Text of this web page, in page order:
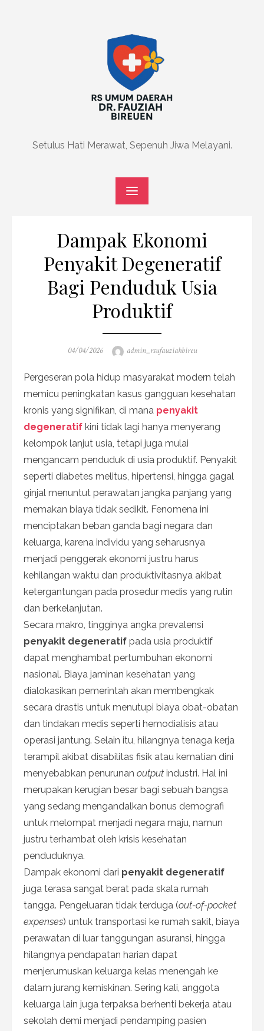
Setulus Hati Merawat, Sepenuh Jiwa Melayani.
Dampak Ekonomi
Penyakit Degeneratif
Bagi Penduduk Usia
Produktif
Posted
04/04/2026 Author
admin_rsufauziahbireu
Pergeseran pola hidup masyarakat modern telah
memicu peningkatan kasus gangguan kesehatan
kronis yang signifikan, di mana penyakit
degeneratif kini tidak lagi hanya menyerang
kelompok lanjut usia, tetapi juga mulai
mengancam penduduk di usia produktif. Penyakit
seperti diabetes melitus, hipertensi, hingga gagal
ginjal menuntut perawatan jangka panjang yang
memakan biaya tidak sedikit. Fenomena ini
menciptakan beban ganda bagi negara dan
keluarga, karena individu yang seharusnya
menjadi penggerak ekonomi justru harus
kehilangan waktu dan produktivitasnya akibat
ketergantungan pada prosedur medis yang rutin
dan berkelanjutan.
Secara makro, tingginya angka prevalensi
penyakit degeneratif pada usia produktif
dapat menghambat pertumbuhan ekonomi
nasional. Biaya jaminan kesehatan yang
dialokasikan pemerintah akan membengkak
secara drastis untuk menutupi biaya obat-obatan
dan tindakan medis seperti hemodialisis atau
operasi jantung. Selain itu, hilangnya tenaga kerja
terampil akibat disabilitas fisik atau kematian dini
menyebabkan penurunan output industri. Hal ini
merupakan kerugian besar bagi sebuah bangsa
yang sedang mengandalkan bonus demografi
untuk melompat menjadi negara maju, namun
justru terhambat oleh krisis kesehatan
penduduknya.
Dampak ekonomi dari penyakit degeneratif
juga terasa sangat berat pada skala rumah
tangga. Pengeluaran tidak terduga (out-of-pocket
expenses) untuk transportasi ke rumah sakit, biaya
perawatan di luar tanggungan asuransi, hingga
hilangnya pendapatan harian dapat
menjerumuskan keluarga kelas menengah ke
dalam jurang kemiskinan. Sering kali, anggota
keluarga lain juga terpaksa berhenti bekerja atau
sekolah demi menjadi pendamping pasien